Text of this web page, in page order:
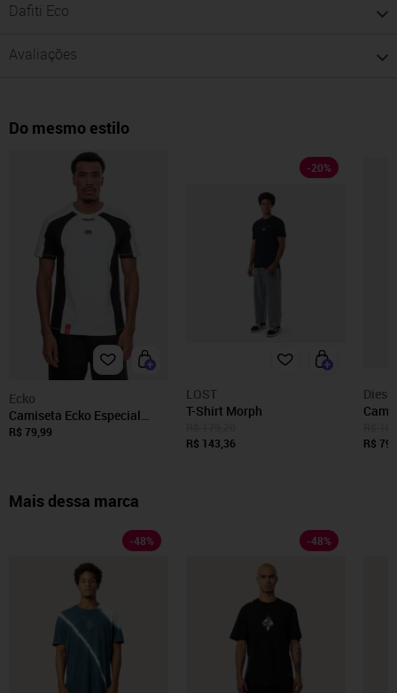
Dafiti Eco
Avaliações
Do mesmo estilo
Ecko
Camiseta Ecko Especial
Branca
R$ 79,99
-20%
LOST
T-Shirt Morph
R$ 143,36
Diesel
Preta
R$
Mais dessa marca
-48% -48%